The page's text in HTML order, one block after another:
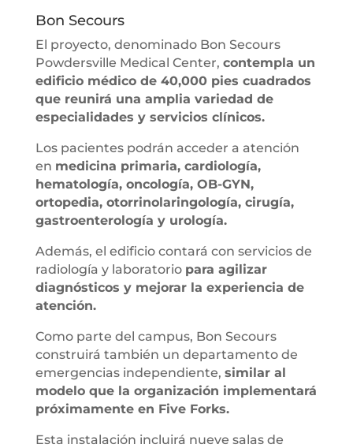
Bon Secours
El proyecto, denominado Bon Secours
Powdersville Medical Center, contempla un
edificio médico de 40,000 pies cuadrados
que reunirá una amplia variedad de
especialidades y servicios clínicos.
Los pacientes podrán acceder a atención
en medicina primaria, cardiología,
hematología, oncología, OB-GYN,
ortopedia, otorrinolaringología, cirugía,
gastroenterología y urología.
Además, el edificio contará con servicios de
radiología y laboratorio para agilizar
diagnósticos y mejorar la experiencia de
atención.
Como parte del campus, Bon Secours
construirá también un departamento de
emergencias independiente, similar al
modelo que la organización implementará
próximamente en Five Forks.
Esta instalación incluirá nueve salas de